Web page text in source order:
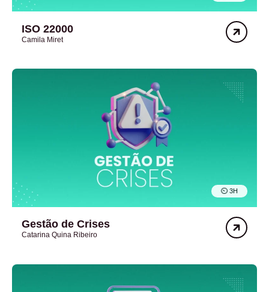
ISO 22000
Camila Miret
⏲︎ 3H
Gestão de Crises
Catarina Quina Ribeiro